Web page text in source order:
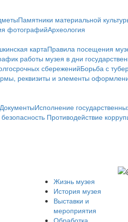
Памятники материальной
фотографийАрхеология
картаПравила посещения
работы музея в дни
сбереженийБорьба с
реквизиты и элементы
ДокументыИсполнение
Противодействие
Жизнь музея
История музея
Выставки и
мероприятия